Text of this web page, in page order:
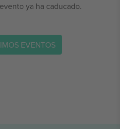
ya ha caducado.
EVENTOS